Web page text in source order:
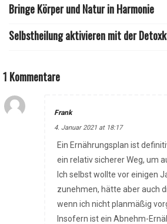
Bringe Körper und Natur in Harmonie
Selbstheilung aktivieren mit der
1 Kommentare
Frank
4. Januar 2021 at 18:17
Ein Ernährungsplan ist
ein relativ sicherer Weg, um
Ich selbst wollte vor einigen
zunehmen, hätte aber auch
wenn ich nicht planmäßig
Insofern ist ein Abnehm-